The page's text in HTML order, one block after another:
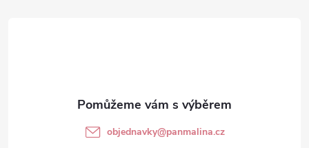
objednavky@panmalina.cz